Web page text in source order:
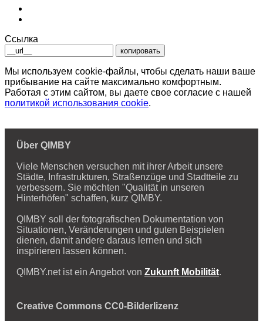
Ссылка
копировать
Мы используем cookie-файлы, чтобы сделать наши ваше
прибывание на сайте максимально комфортным.
Работая с этим сайтом, вы даете свое согласие с нашей
политикой использования cookie.
Über QIMBY
Viele Menschen versuchen mit ihrer Arbeit unsere
Städte, Infrastrukturen, Straßenzüge und Stadtteile zu
verbessern. Sie möchten "Qualität in unseren
Hinterhöfen" schaffen, kurz QIMBY.
QIMBY soll der fotografischen Dokumentation von
Situationen, Veränderungen und guten Beispielen
dienen, damit andere daraus lernen und sich
inspirieren lassen können.
QIMBY.net ist ein Angebot von Zukunft Mobilität.
Creative Commons CC0-Bilderlizenz